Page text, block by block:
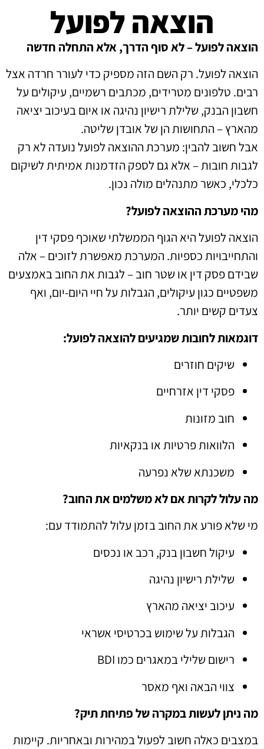
הוצאה לפועל
הוצאה לפועל – לא סוף הדרך, אלא התחלה חדשה
הוצאה לפועל. רק השם הזה מספיק כדי לעורר חרדה אצל
רבים. טלפונים מטרידים, מכתבים רשמיים, עיקולים על
חשבון הבנק, שלילת רישיון נהיגה או איום בעיכוב יציאה
מהארץ – התחושות הן של אובדן שליטה.
אבל חשוב להבין: מערכת ההוצאה לפועל נועדה לא רק
לגבות חובות – אלא גם לספק הזדמנות אמיתית לשיקום
כלכלי, כאשר מתנהלים מולה נכון.
מהי מערכת ההוצאה לפועל?
הוצאה לפועל היא הגוף הממשלתי שאוכף פסקי דין
והתחייבויות כספיות. המערכת מאפשרת לזוכים – אלה
שבידם פסק דין או שטר חוב – לגבות את החוב באמצעים
משפטיים כגון עיקולים, הגבלות על חיי היום-יום, ואף
צעדים קשים יותר.
דוגמאות לחובות שמגיעים להוצאה לפועל:
שיקים חוזרים
פסקי דין אזרחיים
חוב מזונות
הלוואות פרטיות או בנקאיות
משכנתא שלא נפרעה
מה עלול לקרות אם לא משלמים את החוב?
מי שלא פורע את החוב בזמן עלול להתמודד עם:
עיקול חשבון בנק, רכב או נכסים
שלילת רישיון נהיגה
עיכוב יציאה מהארץ
הגבלות על שימוש בכרטיסי אשראי
רישום שלילי במאגרים כמו BDI
צווי הבאה ואף מאסר
מה ניתן לעשות במקרה של פתיחת תיק?
במצבים כאלה חשוב לפעול במהירות ובאחריות. קיימות